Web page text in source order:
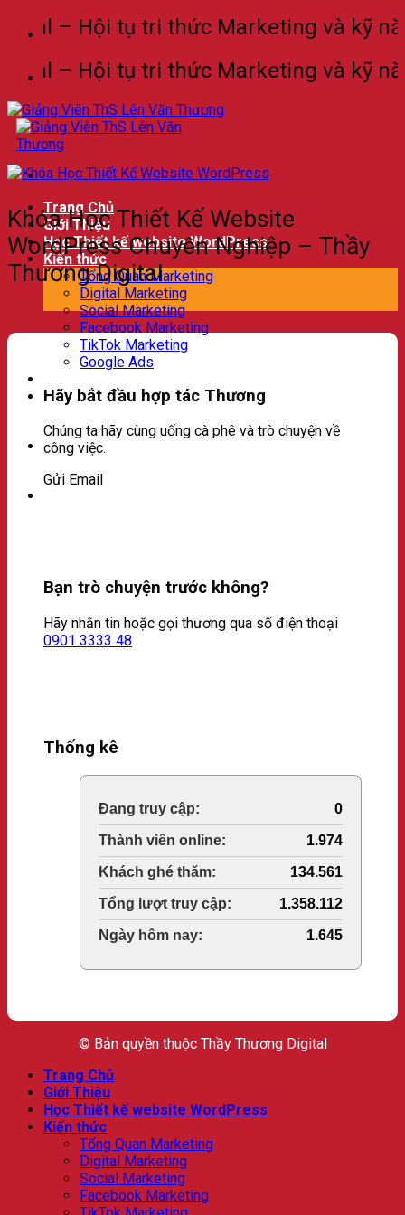
qua
dung
– Hội tụ tri thức Marketing và kỹ
– Hội tụ tri thức Marketing và kỹ
Trang Chủ
Giới Thiệu
Học Thiết kế website WordPress
Kiến thức
Tổng Quan Marketing
Digital Marketing
Social Marketing
Facebook Marketing
TikTok Marketing
Google Ads
Liên hệ
Khóa Học Thiết Kế Website
WordPress Chuyên Nghiệp – Thầy
Thương Digital
Hãy bắt đầu hợp tác Thương
Chúng ta hãy cùng uống cà phê và trò chuyện về
công việc.
Gửi Email
Bạn trò chuyện trước không?
Hãy nhắn tin hoặc gọi thương qua số điện thoại
0901 3333 48
Thống kê
Online Visitors: 0
Today's Views: 1.974
Last 30 Days Views: 134.561
Total Views: 1.358.112
Total Users: 1.645
© Bản quyền thuộc Thầy Thương Digital
Trang Chủ
Giới Thiệu
Học Thiết kế website WordPress
Kiến thức
Tổng Quan Marketing
Digital Marketing
Social Marketing
Facebook Marketing